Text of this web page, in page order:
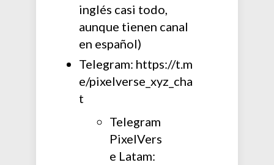
inglés casi todo,
aunque tienen canal
en español)
Telegram: https://t.m
e/pixelverse_xyz_cha
t
Telegram
PixelVers
e Latam: